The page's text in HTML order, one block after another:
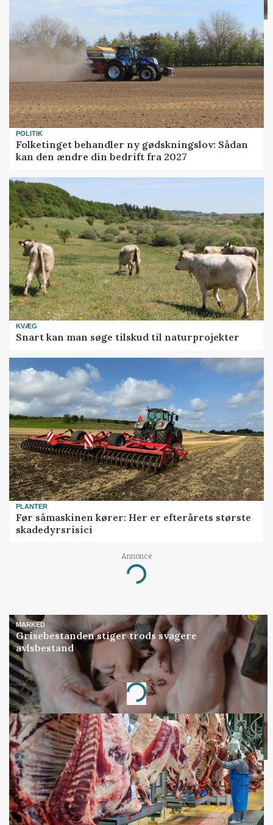
POLITIK
Folketinget behandler ny gødskningslov: Sådan
kan den ændre din bedrift fra 2027
KVÆG
Snart kan man søge tilskud til naturprojekter
PLANTER
Før såmaskinen kører: Her er efterårets største
skadedyrsrisici
Annonce
Loading...
MARKED
Grisebestanden stiger trods svagere
avlsbestand
Annonce
Loading...